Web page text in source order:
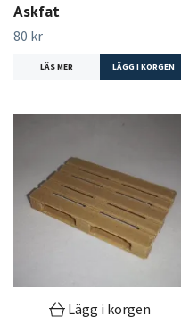
Askfat
80 kr
LÄS MER LÄGG I KORGEN
Lägg i korgen